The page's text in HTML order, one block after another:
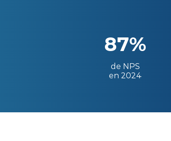
87%
de NPS
en 2024